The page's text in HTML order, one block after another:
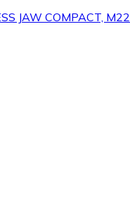
JAW COMPACT, M22